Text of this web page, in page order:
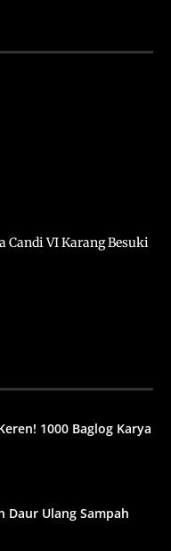
Candi VI Karang Besuki
1000 Baglog Karya
Daur Ulang Sampah